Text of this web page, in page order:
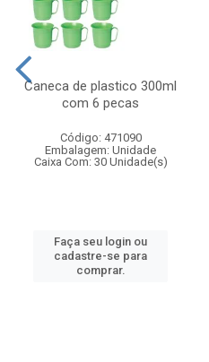
Caneca de plastico 300ml
com 6 pecas
Código: 471090
Embalagem: Unidade
Caixa Com: 30 Unidade(s)
Faça seu login ou
cadastre-se para
comprar.